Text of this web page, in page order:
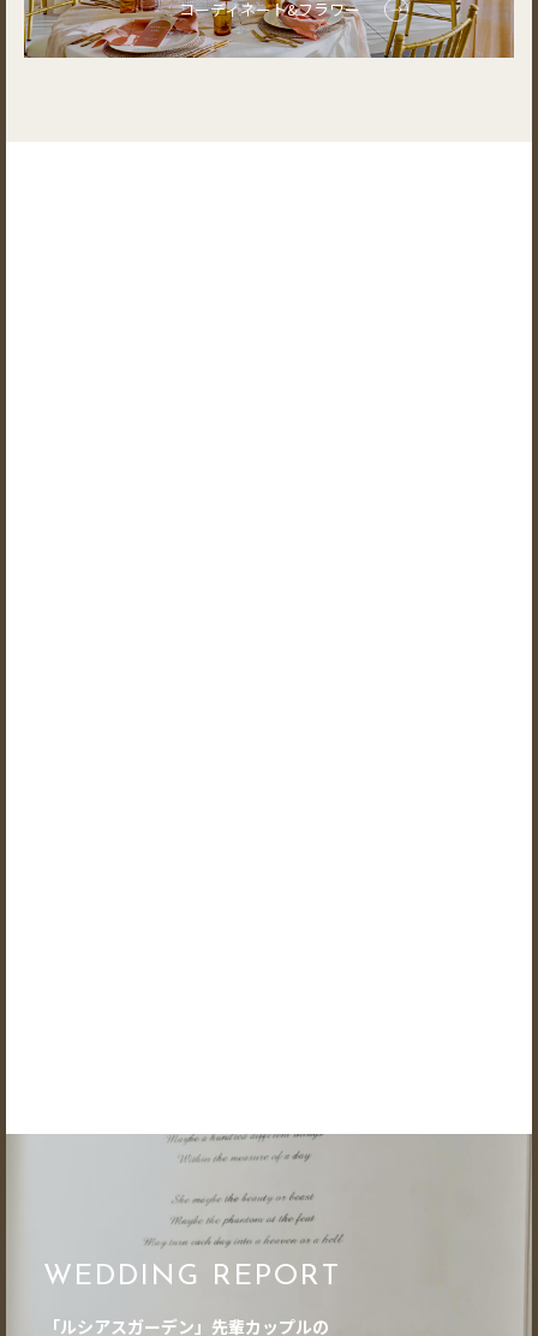
コーディネート&フラワー
WEDDING REPORT
「ルシアスガーデン」先輩カップルの